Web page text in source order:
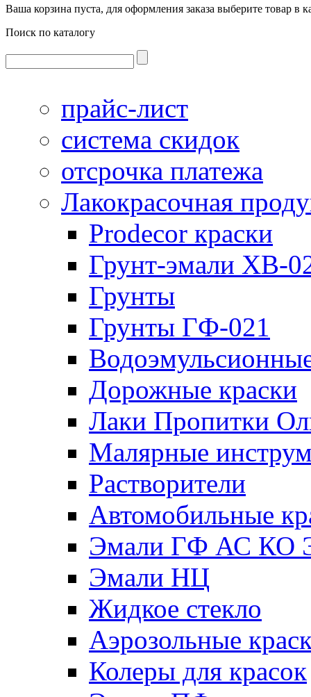
Ваша корзина пуста, для оформления заказа выберите товар в
Поиск по каталогу
прайс-лист
система скидок
отсрочка платежа
Лакокрасочная
Prodecor краски
Грунт-эмали ХВ-
Грунты
Грунты ГФ-021
Дорожные краски
Лаки Пропитки
Малярные
Растворители
Автомобильные
Эмали ГФ АС КО
Эмали НЦ
Жидкое стекло
Аэрозольные
Колеры для красок